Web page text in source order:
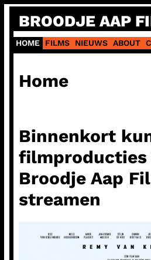
naar
de
inhoud
BROODJE AAP
HOME FILMS NIEUWS ABOUT
Home
Binnenkort
filmproducties
Broodje Aap
streamen